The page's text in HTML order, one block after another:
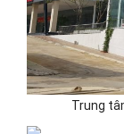
Trung